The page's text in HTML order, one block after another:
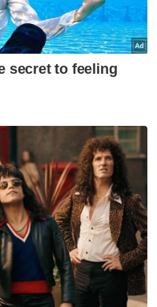
perkara
suspek
pihaknya
kenderaan
cukai
ini.
ramai
dengan mana-
kereta import
sebagainya
kerana
kereta klon.